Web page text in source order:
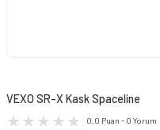
VEXO SR-X Kask Spaceline
0.0 Puan - 0 Yorum